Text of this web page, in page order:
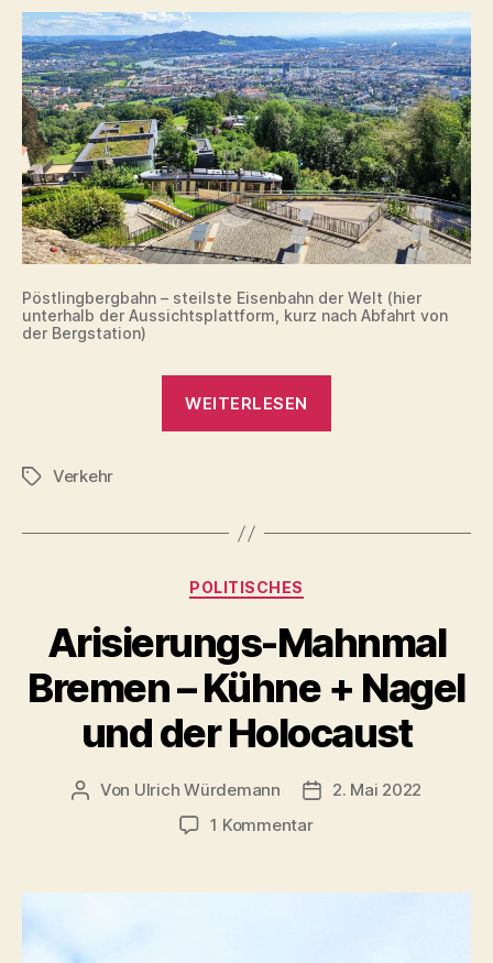
Pöstlingbergbahn – steilste Eisenbahn der Welt (hier
unterhalb der Aussichtsplattform, kurz nach Abfahrt von
der Bergstation)
WEITERLESEN
Welt“
Schlagwörter
Verkehr
Kategorien
POLITISCHES
Arisierungs-Mahnmal
Bremen – Kühne + Nagel
und der Holocaust
Beitragsautor
Von Ulrich Würdemann Beitragsdatum
2. Mai 2022
1 Kommentarzu
Bremen